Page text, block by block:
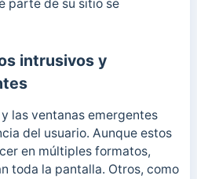
parte de su sitio se
intrusivos y
las ventanas emergentes
del usuario. Aunque estos
en múltiples formatos,
toda la pantalla. Otros, como